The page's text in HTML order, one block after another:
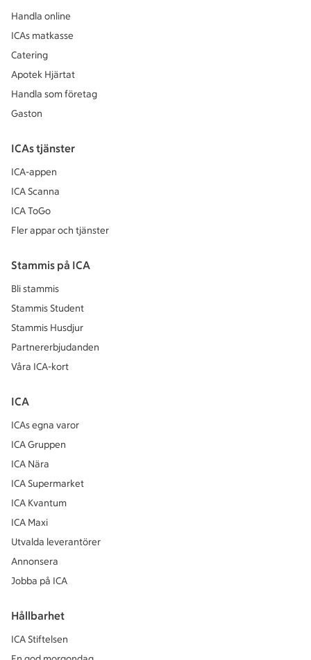
Handla online
ICAs matkasse
Catering
Apotek Hjärtat
Handla som företag
Gaston
ICAs tjänster
ICA-appen
ICA Scanna
ICA ToGo
Fler appar och tjänster
Stammis på ICA
Bli stammis
Stammis Student
Stammis Husdjur
Partnererbjudanden
Våra ICA-kort
ICA
ICAs egna varor
ICA Gruppen
ICA Nära
ICA Supermarket
ICA Kvantum
ICA Maxi
Utvalda leverantörer
Annonsera
Jobba på ICA
Hållbarhet
ICA Stiftelsen